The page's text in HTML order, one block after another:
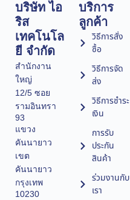
บริษัท ไอ
ริส
เทคโนโล
ยี จำกัด
สำนักงาน
ใหญ่
12/5 ซอย
รามอินทรา
93
แขวง
คันนายาว
เขต
คันนายาว
กรุงเทพ
10230
บริการ
ลูกค้า
วิธีการสั่ง
ซื้อ
วิธีการจัด
ส่ง
วิธีการชำระ
เงิน
การรับ
ประกัน
สินค้า
ร่วมงานกับ
เรา